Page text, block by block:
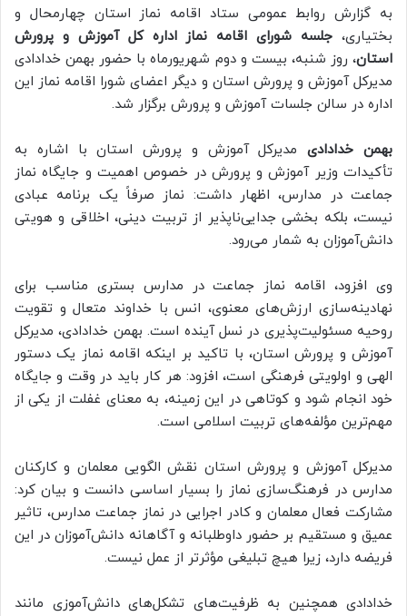
به گزارش روابط عمومی ستاد اقامه نماز استان چهارمحال و
بختیاری، جلسه شورای اقامه نماز اداره کل آموزش و پرورش
استان، روز شنبه، بیست و دوم شهریورماه با حضور بهمن خدادادی
مدیرکل آموزش و پرورش استان و دیگر اعضای شورا اقامه نماز این
اداره در سالن جلسات آموزش و پرورش برگزار شد.
بهمن خدادادیمدیرکل آموزش و پرورش استان با اشاره به
تأکیدات وزیر آموزش و پرورش در خصوص اهمیت و جایگاه نماز
جماعت در مدارس، اظهار داشت: نماز صرفاً یک برنامه عبادی
نیست، بلکه بخشی جدایی‌ناپذیر از تربیت دینی، اخلاقی و هویتی
دانش‌آموزان به شمار می‌رود.
وی افزود، اقامه نماز جماعت در مدارس بستری مناسب برای
نهادینه‌سازی ارزش‌های معنوی، انس با خداوند متعال و تقویت
روحیه مسئولیت‌پذیری در نسل آینده است. بهمن خدادادی، مدیرکل
آموزش و پرورش استان، با تاکید بر اینکه اقامه نماز یک دستور
الهی و اولویتی فرهنگی است، افزود: هر کار باید در وقت و جایگاه
خود انجام شود و کوتاهی در این زمینه، به معنای غفلت از یکی از
مهم‌ترین مؤلفه‌های تربیت اسلامی است.
مدیرکل آموزش و پرورش استان نقش الگویی معلمان و کارکنان
مدارس در فرهنگ‌سازی نماز را بسیار اساسی دانست و بیان کرد:
مشارکت فعال معلمان و کادر اجرایی در نماز جماعت مدارس، تاثیر
عمیق و مستقیم بر حضور داوطلبانه و آگاهانه دانش‌آموزان در این
فریضه دارد، زیرا هیچ تبلیغی مؤثرتر از عمل نیست.
خدادادی همچنین به ظرفیت‌های تشکل‌های دانش‌آموزی مانند